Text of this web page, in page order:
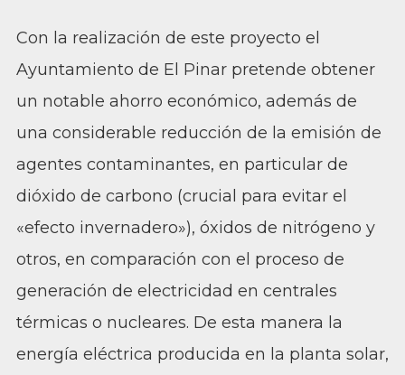
Con la realización de este proyecto el
Ayuntamiento de El Pinar pretende obtener
un notable ahorro económico, además de
una considerable reducción de la emisión de
agentes contaminantes, en particular de
dióxido de carbono (crucial para evitar el
«efecto invernadero»), óxidos de nitrógeno y
otros, en comparación con el proceso de
generación de electricidad en centrales
térmicas o nucleares. De esta manera la
energía eléctrica producida en la planta solar,